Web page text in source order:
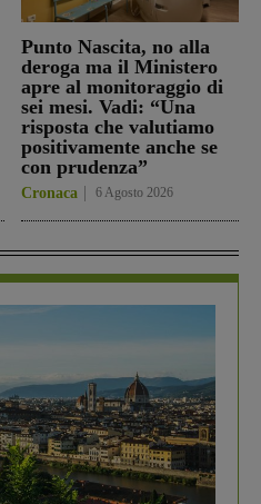
Punto Nascita, no alla
deroga ma il Ministero
apre al monitoraggio di
sei mesi. Vadi: “Una
risposta che valutiamo
positivamente anche se
con prudenza”
Cronaca 6 Agosto 2026